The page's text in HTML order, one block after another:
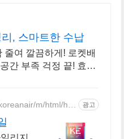
, 스마트한 수납
줄여 깔끔하게! 로켓배
간 부족 걱정 끝! 효율
m/html/hu
광고